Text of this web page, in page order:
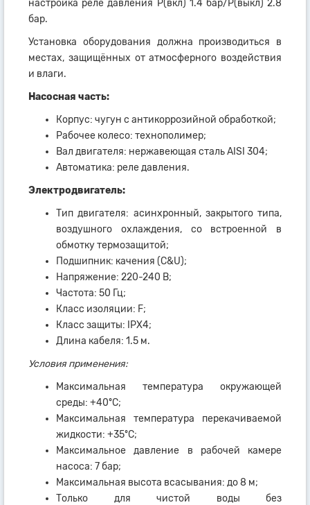
настройка реле давления Р(вкл) 1.4 бар/Р(выкл) 2.8
бар.
Установка оборудования должна производиться в
местах, защищённых от атмосферного воздействия
и влаги.
Насосная часть:
Корпус: чугун с антикоррозийной обработкой;
Рабочее колесо: технополимер;
Вал двигателя: нержавеющая сталь AISI 304;
Автоматика: реле давления.
Электродвигатель:
Тип двигателя: асинхронный, закрытого типа,
воздушного охлаждения, со встроенной в
обмотку термозащитой;
Подшипник: качения (C&U);
Напряжение: 220-240 В;
Частота: 50 Гц;
Класс изоляции: F;
Класс защиты: IPX4;
Длина кабеля: 1.5 м.
Условия применения:
Максимальная температура окружающей
среды: +40ºC;
Максимальная температура перекачиваемой
жидкости: +35ºC;
Максимальное давление в рабочей камере
насоса: 7 бар;
Максимальная высота всасывания: до 8 м;
Только для чистой воды без